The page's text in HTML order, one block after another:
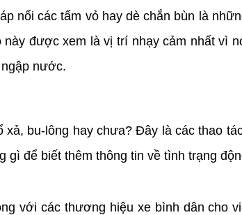
nối các tấm vỏ hay dè chắn bùn là
được xem là vị trí nhạy cảm nhất vì
nước.
bu-lông hay chưa? Đây là các thao
để biết thêm thông tin về tình trạng
với các thương hiệu xe bình dân cho